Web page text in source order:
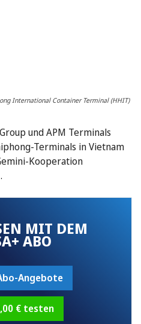
International Container Terminal (HHIT)
und APM Terminals
Terminals in Vietnam
Kooperation
MIT DEM
ABO
Angebote
€ testen